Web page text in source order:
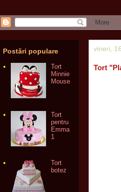
vineri,
Tort
Postări populare
Tort
Minnie
Mouse
Tort
pentru
Emma
1
Tort
botez